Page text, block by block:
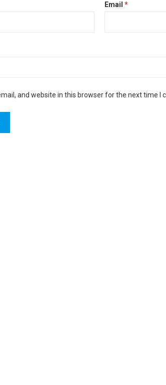
Email *
and website in this browser for the next time I